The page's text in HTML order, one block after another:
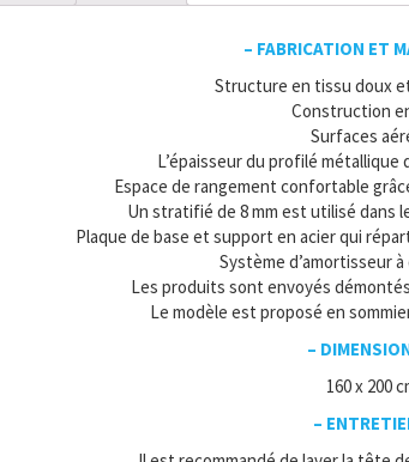
– FABRICATION ET
Structure en tissu doux
Construction
Surfaces
L’épaisseur du profilé métallique
Espace de rangement confortable
Un stratifié de 8 mm est utilisé dans
Plaque de base et support en acier qui
Système d’amortisseur
Les produits sont envoyés
Le modèle est proposé en
–
160 x 200
–